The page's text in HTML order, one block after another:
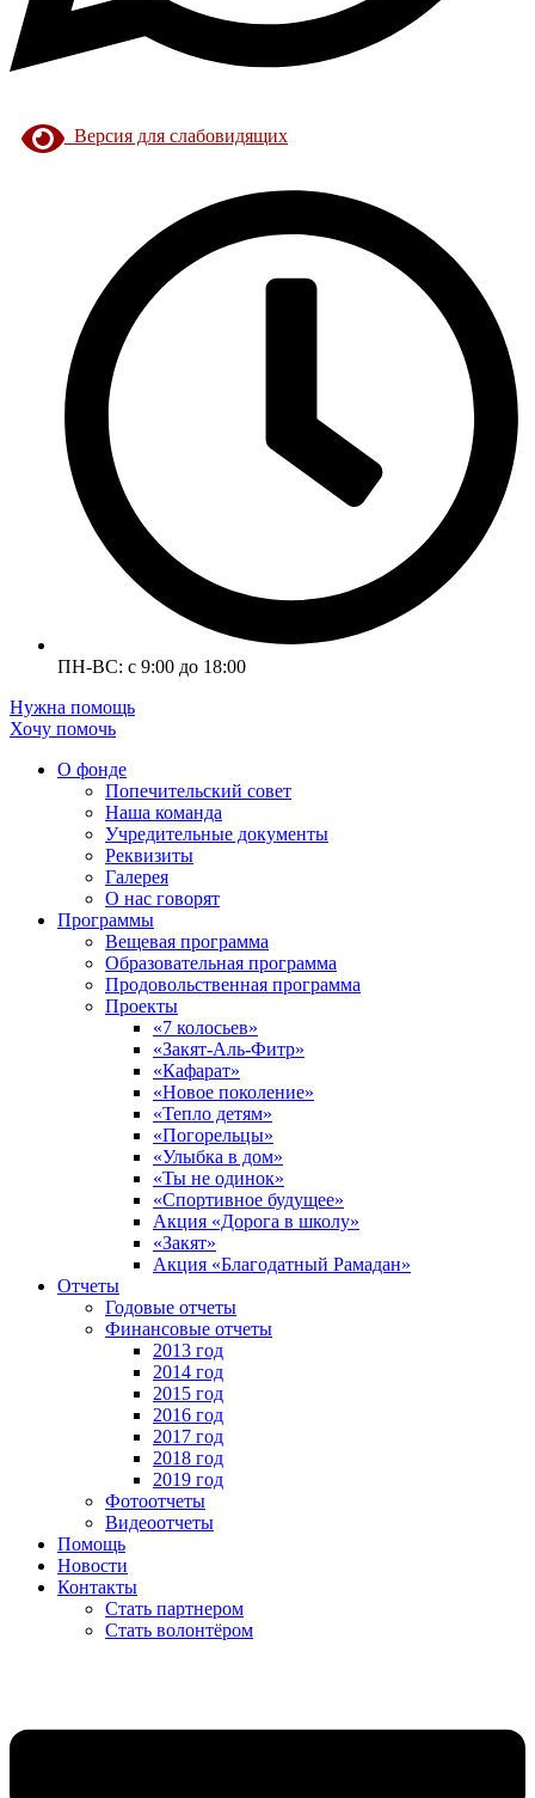
Версия для слабовидящих
ПН-ВС: с 9:00 до 18:00
Нужна помощь
Хочу помочь
О фонде
Попечительский совет
Наша команда
Учредительные документы
Реквизиты
Галерея
О нас говорят
Программы
Вещевая программа
Образовательная программа
Продовольственная программа
Проекты
«7 колосьев»
«Закят-Аль-Фитр»
«Кафарат»
«Новое поколение»
«Тепло детям»
«Погорельцы»
«Улыбка в дом»
«Ты не одинок»
«Спортивное будущее»
Акция «Дорога в школу»
«Закят»
Акция «Благодатный Рамадан»
Отчеты
Годовые отчеты
Финансовые отчеты
2013 год
2014 год
2015 год
2016 год
2017 год
2018 год
2019 год
Фотоотчеты
Видеоотчеты
Помощь
Новости
Контакты
Стать партнером
Стать волонтёром